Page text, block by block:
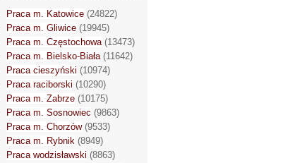
Praca m. Katowice (24822)
Praca m. Gliwice (19945)
Praca m. Częstochowa(13473)
Praca m. Bielsko-Biała(11642)
Praca cieszyński (10974)
Praca raciborski (10290)
Praca m. Zabrze (10175)
Praca m. Sosnowiec (9863)
Praca m. Chorzów(9533)
Praca m. Rybnik (8949)
Praca wodzisławski (8863)